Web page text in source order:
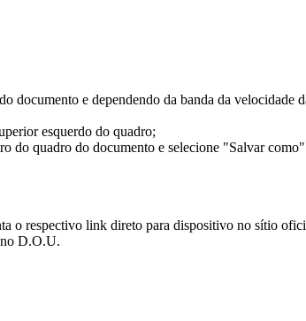
documento e dependendo da banda da velocidade
esquerdo do quadro;
do quadro do documento e selecione "Salvar
o respectivo link direto para dispositivo no sítio
no D.O.U.